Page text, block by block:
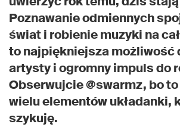
Poznawanie odmiennych
świat i robienie muzyki na
to najpiękniejsza możliwość
artysty i ogromny impuls do
Obserwujcie @swarmz, bo
wielu elementów układanki,
szykuję.